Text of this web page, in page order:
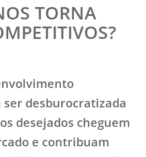
TORNA
desburocratizada
desejados cheguem
e contribuam